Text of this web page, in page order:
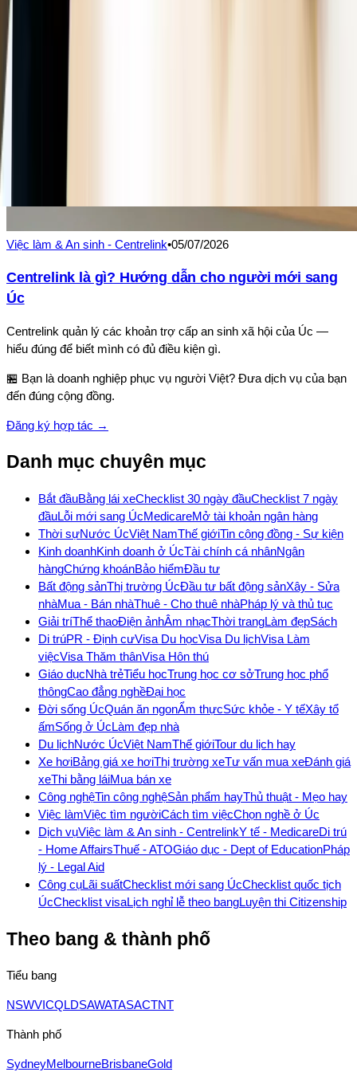
Việc làm & An sinh - Centrelink•05/07/2026
Centrelink là gì? Hướng dẫn cho người mới sang
Úc
Centrelink quản lý các khoản trợ cấp an sinh xã hội của Úc —
hiểu đúng để biết mình có đủ điều kiện gì.
🏪 Bạn là doanh nghiệp phục vụ người Việt? Đưa dịch vụ của bạn
đến đúng cộng đồng.
Đăng ký hợp tác →
Danh mục chuyên mục
Bắt đầuBằng lái xeChecklist 30 ngày đầuChecklist 7 ngày
đầuLỗi mới sang ÚcMedicareMở tài khoản ngân hàng
Thời sựNước ÚcViệt NamThế giớiTin cộng đồng - Sự kiện
Kinh doanhKinh doanh ở ÚcTài chính cá nhânNgân
hàngChứng khoánBảo hiểmĐầu tư
Bất động sảnThị trường ÚcĐầu tư bất động sảnXây - Sửa
nhàMua - Bán nhàThuê - Cho thuê nhàPháp lý và thủ tục
Giải tríThể thaoĐiện ảnhÂm nhạcThời trangLàm đẹpSách
Di trúPR - Định cưVisa Du họcVisa Du lịchVisa Làm
việcVisa Thăm thânVisa Hôn thú
Giáo dụcNhà trẻTiểu họcTrung học cơ sởTrung học phổ
thôngCao đẳng nghềĐại học
Đời sống ÚcQuán ăn ngonẨm thựcSức khỏe - Y tếXây tổ
ấmSống ở ÚcLàm đẹp nhà
Du lịchNước ÚcViệt NamThế giớiTour du lịch hay
Xe hơiBảng giá xe hơiThị trường xeTư vấn mua xeĐánh giá
xeThi bằng láiMua bán xe
Công nghệTin công nghệSản phẩm hayThủ thuật - Mẹo hay
Việc làmViệc tìm ngườiCách tìm việcChọn nghề ở Úc
Dịch vụViệc làm & An sinh - CentrelinkY tế - MedicareDi trú
- Home AffairsThuế - ATOGiáo dục - Dept of EducationPháp
lý - Legal Aid
Công cụLãi suấtChecklist mới sang ÚcChecklist quốc tịch
ÚcChecklist visaLịch nghỉ lễ theo bangLuyện thi Citizenship
Theo bang & thành phố
Tiểu bang
NSWVICQLDSAWATASACTNT
Thành phố
SydneyMelbourneBrisbaneGold